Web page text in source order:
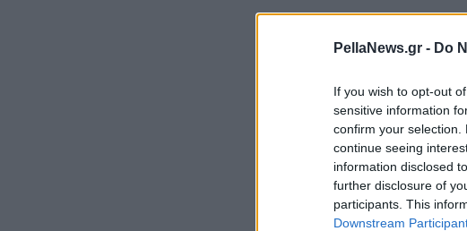
PellaNews.gr - Do
If you wish to opt-out
sensitive information
confirm your
continue seeing
information disclosed
further disclosure of
participants. This
Downstream